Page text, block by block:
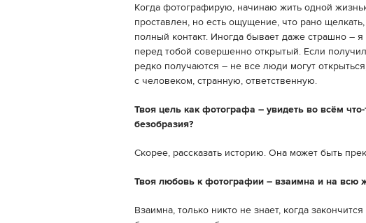
Когда фотографирую, начинаю жить одной
проставлен, но есть ощущение, что рано
полный контакт. Иногда бывает даже страшно –
перед тобой совершенно открытый. Если
редко получаются – не все люди могут
с человеком, странную, ответственную.
Твоя цель как фотографа – увидеть во всём
безобразия?
Скорее, рассказать историю. Она может быть
Твоя любовь к фотографии – взаимна и на всю
Взаимна, только никто не знает, когда